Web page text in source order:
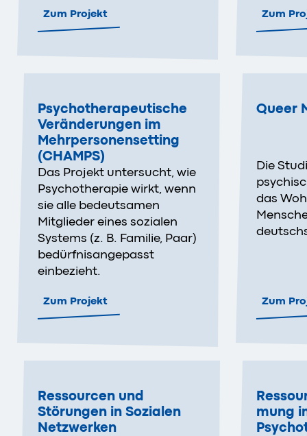
Zum Projekt Zum
Psychotherapeutische
Veränderungen im
Mehrpersonensetting
(CHAMPS)
Das Projekt untersucht, wie
Psychotherapie wirkt, wenn
sie alle bedeutsamen
Mitglieder eines sozialen
Systems (z. B. Familie, Paar)
bedürfnisangepasst
einbezieht.
Zum Projekt
Queer
Die
das
Zum
Ressourcen und
Störungen in Sozialen
Netzwerken
mung